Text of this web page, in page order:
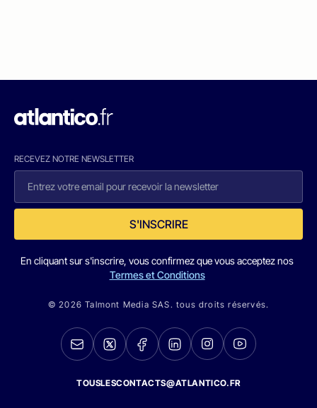
RECEVEZ NOTRE NEWSLETTER
S'INSCRIRE
En cliquant sur s'inscrire, vous confirmez que vous acceptez nos
Termes et Conditions
© 2026 Talmont Media SAS. tous droits réservés.
TOUSLESCONTACTS@ATLANTICO.FR